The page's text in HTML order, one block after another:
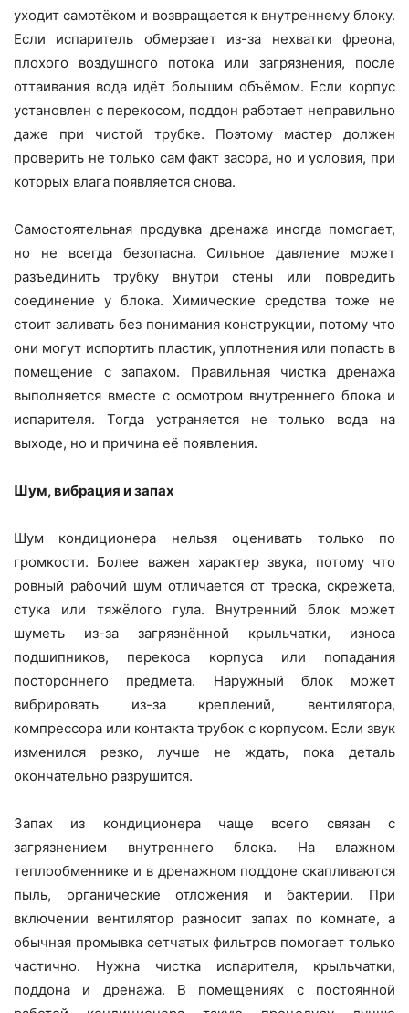
уходит самотёком и возвращается к внутреннему блоку.
Если испаритель обмерзает из-за нехватки фреона,
плохого воздушного потока или загрязнения, после
оттаивания вода идёт большим объёмом. Если корпус
установлен с перекосом, поддон работает неправильно
даже при чистой трубке. Поэтому мастер должен
проверить не только сам факт засора, но и условия, при
которых влага появляется снова.
Самостоятельная продувка дренажа иногда помогает,
но не всегда безопасна. Сильное давление может
разъединить трубку внутри стены или повредить
соединение у блока. Химические средства тоже не
стоит заливать без понимания конструкции, потому что
они могут испортить пластик, уплотнения или попасть в
помещение с запахом. Правильная чистка дренажа
выполняется вместе с осмотром внутреннего блока и
испарителя. Тогда устраняется не только вода на
выходе, но и причина её появления.
Шум, вибрация и запах
Шум кондиционера нельзя оценивать только по
громкости. Более важен характер звука, потому что
ровный рабочий шум отличается от треска, скрежета,
стука или тяжёлого гула. Внутренний блок может
шуметь из-за загрязнённой крыльчатки, износа
подшипников, перекоса корпуса или попадания
постороннего предмета. Наружный блок может
вибрировать из-за креплений, вентилятора,
компрессора или контакта трубок с корпусом. Если звук
изменился резко, лучше не ждать, пока деталь
окончательно разрушится.
Запах из кондиционера чаще всего связан с
загрязнением внутреннего блока. На влажном
теплообменнике и в дренажном поддоне скапливаются
пыль, органические отложения и бактерии. При
включении вентилятор разносит запах по комнате, а
обычная промывка сетчатых фильтров помогает только
частично. Нужна чистка испарителя, крыльчатки,
поддона и дренажа. В помещениях с постоянной